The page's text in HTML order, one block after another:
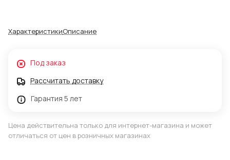
ХарактеристикиОписание
Под заказ
Рассчитать доставку
Гарантия 5 лет
Цена действительна только для интернет-магазина и может
отличаться от цен в розничных магазинах